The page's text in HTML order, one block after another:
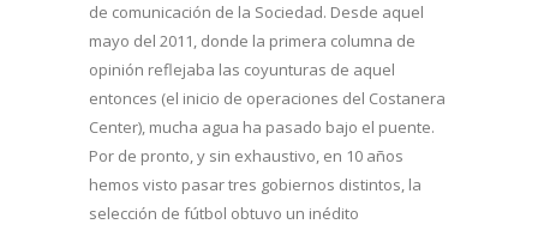
de comunicación de la Sociedad. Desde aquel
mayo del 2011, donde la primera columna de
opinión reflejaba las coyunturas de aquel
entonces (el inicio de operaciones del Costanera
Center), mucha agua ha pasado bajo el puente.
Por de pronto, y sin exhaustivo, en 10 años
hemos visto pasar tres gobiernos distintos, la
selección de fútbol obtuvo un inédito